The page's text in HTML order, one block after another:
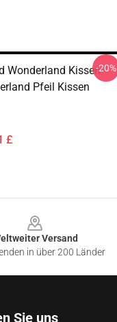
Wonderland Kissen -
Pfeil Kissen
£
-20%
Versand
in über 200 Länder
Sie uns